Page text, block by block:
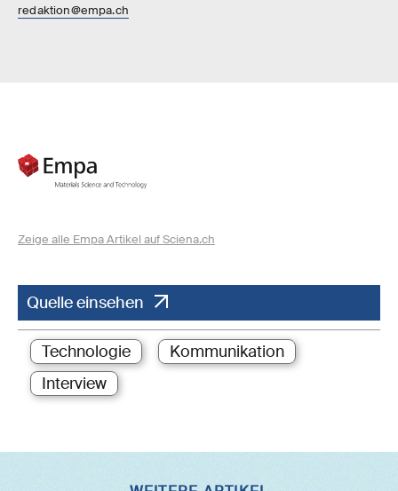
redaktion@empa.ch
Zeige alle Empa Artikel auf Sciena.ch
Quelle einsehen
Technologie
Kommunikation
Interview